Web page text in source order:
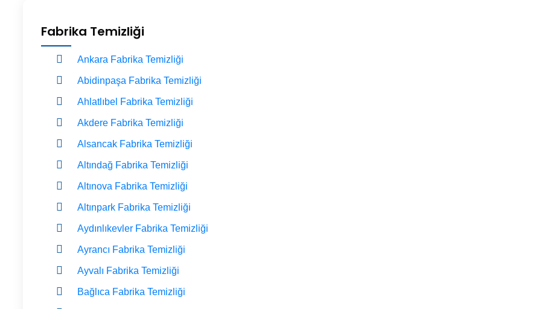
Fabrika Temizliği
Ankara Fabrika Temizliği
Abidinpaşa Fabrika Temizliği
Ahlatlıbel Fabrika Temizliği
Akdere Fabrika Temizliği
Alsancak Fabrika Temizliği
Altındağ Fabrika Temizliği
Altınova Fabrika Temizliği
Altınpark Fabrika Temizliği
Aydınlıkevler Fabrika Temizliği
Ayrancı Fabrika Temizliği
Ayvalı Fabrika Temizliği
Bağlıca Fabrika Temizliği